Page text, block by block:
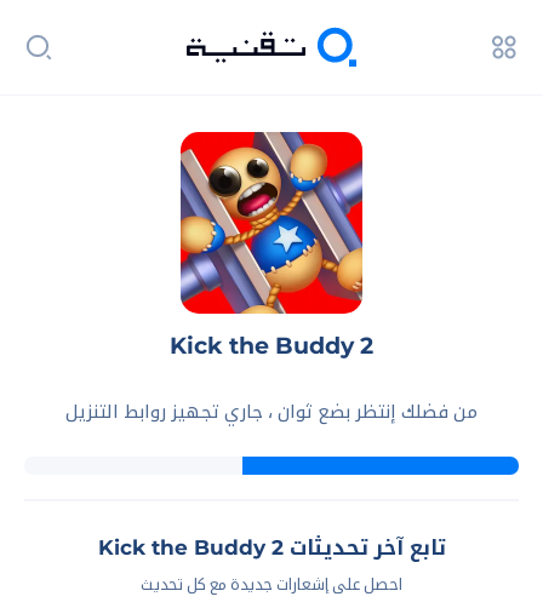
Kick the Buddy 2
من فضلك إنتظر بضع ثوان ، جاري تجهيز روابط التنزيل
تابع آخر تحديثات Kick the Buddy 2
احصل على إشعارات جديدة مع كل تحديث